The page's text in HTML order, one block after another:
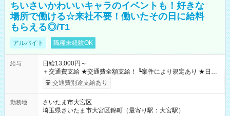
ちいさいかわいいキャラのイベントも！好きな
場所で働ける☆来社不要！働いたその日に給料
もらえる◎/T1
アルバイト 職種未経験OK
給与
日給13,000円～
＋交通費支給 ★交通費全額支給！ ┗案件により規定あり ★日払
いOK！（規定あり） ┗働いたその日に現金GET♪ お仕事後はコ
ンビニATMから 日払い分を引き落とせます！ 【試用期間】試
交通費別途支給あり
勤務地
さいたま市大宮区
埼玉県さいたま市大宮区錦町（最寄り駅：大宮駅）